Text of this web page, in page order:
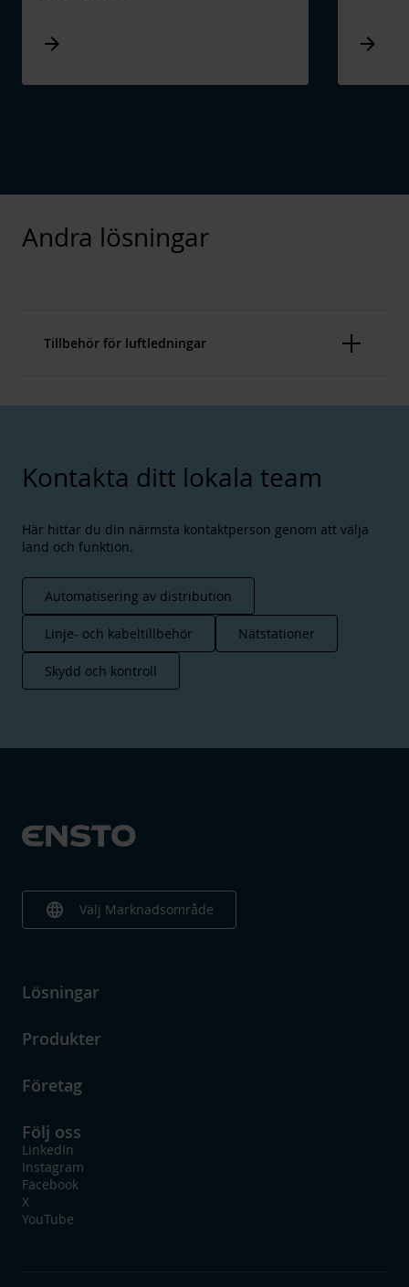
Arrow_forward Arrow_forward
Andra lösningar
Tillbehör för luftledningar
Enstos luftledningstillbehör är pålitliga och
installatörsvänliga produkter för låg- och
mellanspänningsdistributionsnät. De är designade
och beprövade för att hålla i årtionden även i de
Läs mer
Kontakta ditt lokala team
Här hittar du din närmsta kontaktperson genom att välja
land och funktion.
Automatisering av distribution
Linje- och kabeltillbehör Nätstationer
Skydd och kontroll
language Välj Marknadsområde
Lösningar
Produkter
Företag
Följ oss
LinkedIn
Instagram
Facebook
X
YouTube